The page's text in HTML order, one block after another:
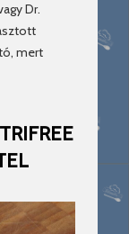
Dr.
mert